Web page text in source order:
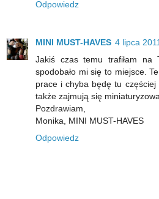
Odpowiedz
MINI MUST-HAVES 4 lipca
Jakiś czas temu trafiłam
spodobało mi się to miejsce.
prace i chyba będę tu
także zajmują się
Pozdrawiam,
Monika, MINI MUST-HAVES
Odpowiedz